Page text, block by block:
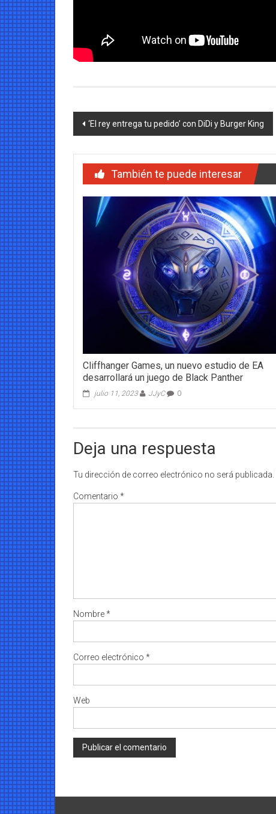
Navegación
entradas
‘El rey entrega tu pedido’ con DiDi y Burger King
También te puede interesar
Cliffhanger Games, un nuevo estudio de EA
desarrollará un juego de Black Panther
julio 11, 2023 JJyC 0
Deja una respuesta
Tu dirección de correo electrónico no será publicada.
Comentario *
Nombre*
Correo electrónico *
Web